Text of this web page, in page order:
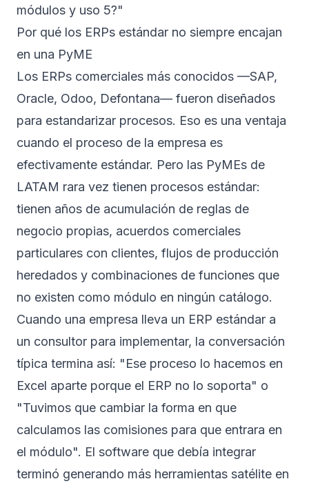
módulos y uso 5?"
Por qué los ERPs estándar no siempre encajan
en una PyME
Los ERPs comerciales más conocidos —SAP,
Oracle, Odoo, Defontana— fueron diseñados
para estandarizar procesos. Eso es una ventaja
cuando el proceso de la empresa es
efectivamente estándar. Pero las PyMEs de
LATAM rara vez tienen procesos estándar:
tienen años de acumulación de reglas de
negocio propias, acuerdos comerciales
particulares con clientes, flujos de producción
heredados y combinaciones de funciones que
no existen como módulo en ningún catálogo.
Cuando una empresa lleva un ERP estándar a
un consultor para implementar, la conversación
típica termina así: "Ese proceso lo hacemos en
Excel aparte porque el ERP no lo soporta" o
"Tuvimos que cambiar la forma en que
calculamos las comisiones para que entrara en
el módulo". El software que debía integrar
terminó generando más herramientas satélite en